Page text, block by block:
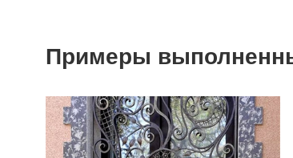
Примеры